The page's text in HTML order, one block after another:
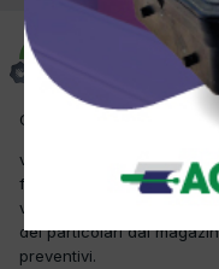
laconifabio
8 Febbraio
Ciao
vorrei sapere se
fornito da Magneti
versione 11.10, ha
dei particolari dal
preventivi.